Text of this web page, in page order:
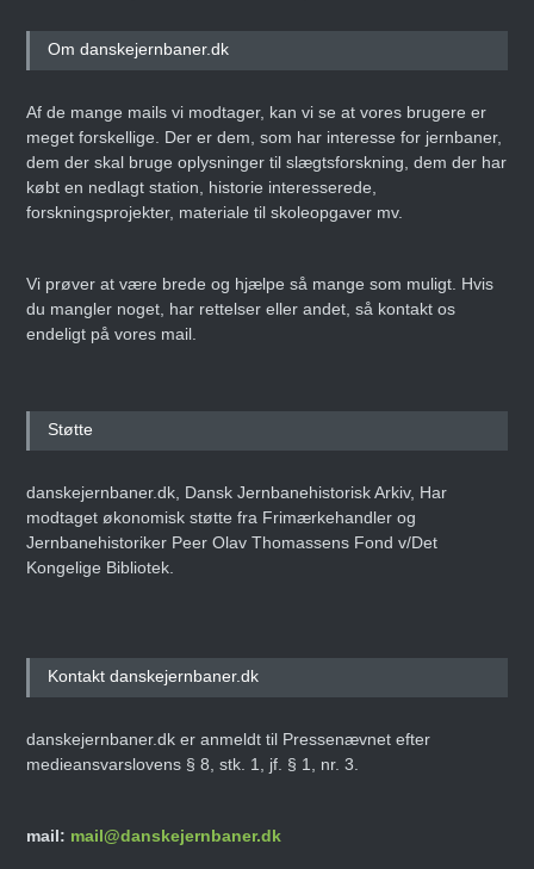
Om danskejernbaner.dk
Af de mange mails vi modtager, kan vi se at vores brugere er
meget forskellige. Der er dem, som har interesse for jernbaner,
dem der skal bruge oplysninger til slægtsforskning, dem der har
købt en nedlagt station, historie interesserede,
forskningsprojekter, materiale til skoleopgaver mv.
Vi prøver at være brede og hjælpe så mange som muligt. Hvis
du mangler noget, har rettelser eller andet, så kontakt os
endeligt på vores mail.
Støtte
danskejernbaner.dk, Dansk Jernbanehistorisk Arkiv, Har
modtaget økonomisk støtte fra Frimærkehandler og
Jernbanehistoriker Peer Olav Thomassens Fond v/Det
Kongelige Bibliotek.
Kontakt danskejernbaner.dk
danskejernbaner.dk er anmeldt til Pressenævnet efter
medieansvarslovens § 8, stk. 1, jf. § 1, nr. 3.
mail: mail@danskejernbaner.dk